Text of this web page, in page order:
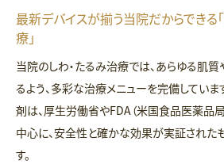
最新デバイスが揃う当院だからできる
療」
当院のしわ・たるみ治療では、あらゆる肌
るよう、多彩な治療メニューを完備していま
剤は、厚生労働省やFDA（米国食品医薬品
中心に、安全性と確かな効果が実証された
す。